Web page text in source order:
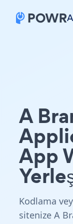
A
App
Kodlama
sitenize A